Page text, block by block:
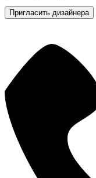
Пригласить дизайнера